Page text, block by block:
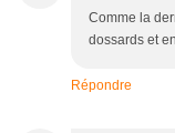
Comme la
dossards et
Répondre